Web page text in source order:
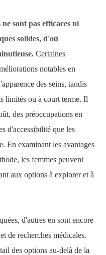
sont pas efficaces ni
solides, d'où
Certaines
notables en
des seins, tandis
limités ou à court terme. Il
des préoccupations en
d'accessibilité que les
En examinant les avantages
les femmes peuvent
aux options à explorer et à
d'autres en sont encore
de recherches médicales.
des options au-delà de la